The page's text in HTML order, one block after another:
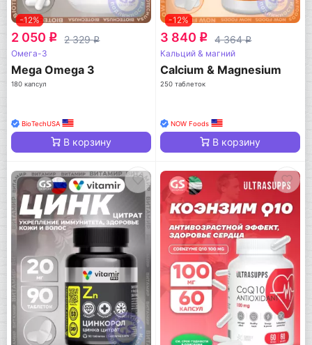
-12%
2 050 q 2 329q
Омега-3
Mega Omega 3
180 капсул
BioTechUSA
В корзину
-12%
3 840 q 4 364q
Кальций & магний
Calcium & Magnesium
250 таблеток
NOW Foods
В корзину